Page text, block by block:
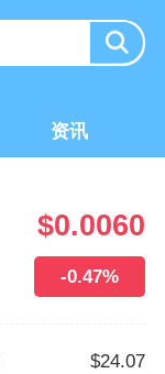
资讯
$0.0060
-0.47%
$24.07